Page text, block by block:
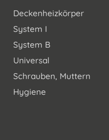
Deckenheizkörper
System I
System B
Universal
Schrauben, Muttern
Hygiene